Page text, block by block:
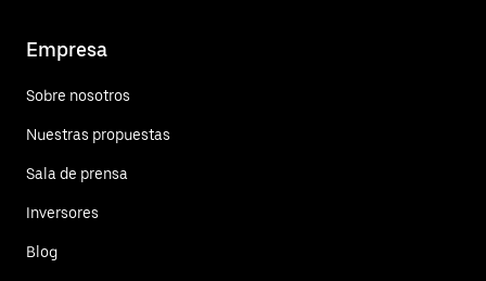
Empresa
Sobre nosotros
Nuestras propuestas
Sala de prensa
Inversores
Blog